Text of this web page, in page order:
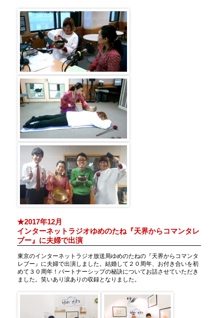
★2017年12月
インターネットラジオゆめのたね『天界からコマンタレ
ブー』に夫婦で出演
東京のインターネットラジオ放送局ゆめのたねの『天界からコマンタ
レブー』に夫婦で出演しました。結婚して２０周年、お付き合いを初
めて３０周年！パートナーシップの秘訣についてお話させていただき
ました。笑いあり涙ありの収録となりました。